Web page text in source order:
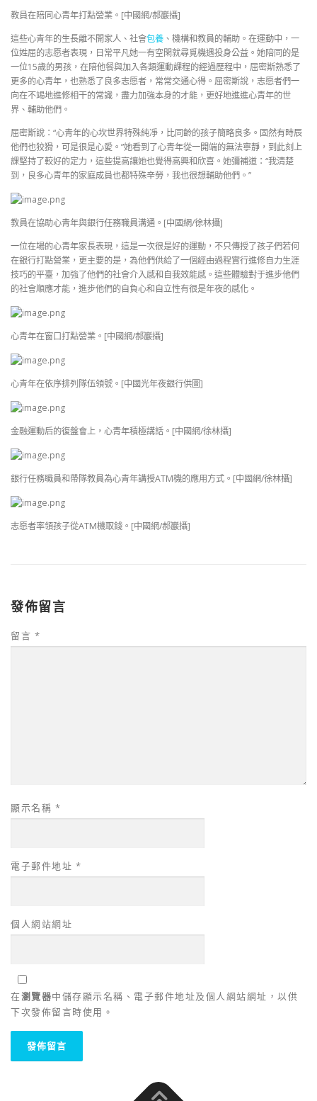
教員在陪同心青年打點營業。[中國網/郝巖攝]
這些心青年的生長離不開家人、社會包養 、機構和教員的輔助。在運動中，一
位姓屈的志愿者表現，日常平凡她一有空閑就尋覓機遇投身公益。她陪同的是
一位15歲的男孩，在陪他餐與加入各類運動課程的經過歷程中，屈密斯熟悉了
更多的心青年，也熟悉了良多志愿者，常常交通心得。屈密斯說，志愿者們一
向在不竭地進修相干的常識，盡力加強本身的才能，更好地進進心青年的世
界、輔助他們。
屈密斯說：“心青年的心坎世界特殊純凈，比同齡的孩子簡略良多。固然有時辰
他們也狡猾，可是很是心愛。”她看到了心青年從一開端的無法寧靜，到此刻上
課堅持了較好的定力，這些提高讓她也覺得高興和欣喜。她彌補道：“我清楚
到，良多心青年的家庭成員也都特殊辛勞，我也很想輔助他們。”
教員在協助心青年與銀行任務職員溝通。[中國網/徐林攝]
一位在場的心青年家長表現，這是一次很是好的運動，不只傳授了孩子們若何
在銀行打點營業，更主要的是，為他們供給了一個經由過程實行進修自力生涯
技巧的平臺，加強了他們的社會介入感和自我效能感。這些體驗對于進步他們
的社會順應才能，進步他們的自負心和自立性有很是年夜的感化。
心青年在窗口打點營業。[中國網/郝巖攝]
心青年在依序排列隊伍領號。[中國光年夜銀行供圖]
金融運動后的復盤會上，心青年積極講話。[中國網/徐林攝]
銀行任務職員和帶隊教員為心青年講授ATM機的應用方式。[中國網/徐林攝]
志愿者率領孩子從ATM機取錢。[中國網/郝巖攝]
發佈留言
留言 *
顯示名稱 *
電子郵件地址 *
個人網站網址
在瀏覽器中儲存顯示名稱、電子郵件地址及個人網站網址，以供
下次發佈留言時使用。